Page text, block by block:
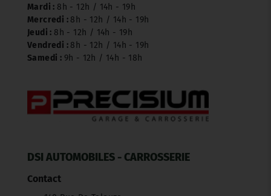
Mardi : 8h - 12h / 14h - 19h
Mercredi : 8h - 12h / 14h - 19h
Jeudi : 8h - 12h / 14h - 19h
Vendredi : 8h - 12h / 14h - 19h
Samedi : 9h - 12h / 14h - 18h
DSI AUTOMOBILES - CARROSSERIE
Contact